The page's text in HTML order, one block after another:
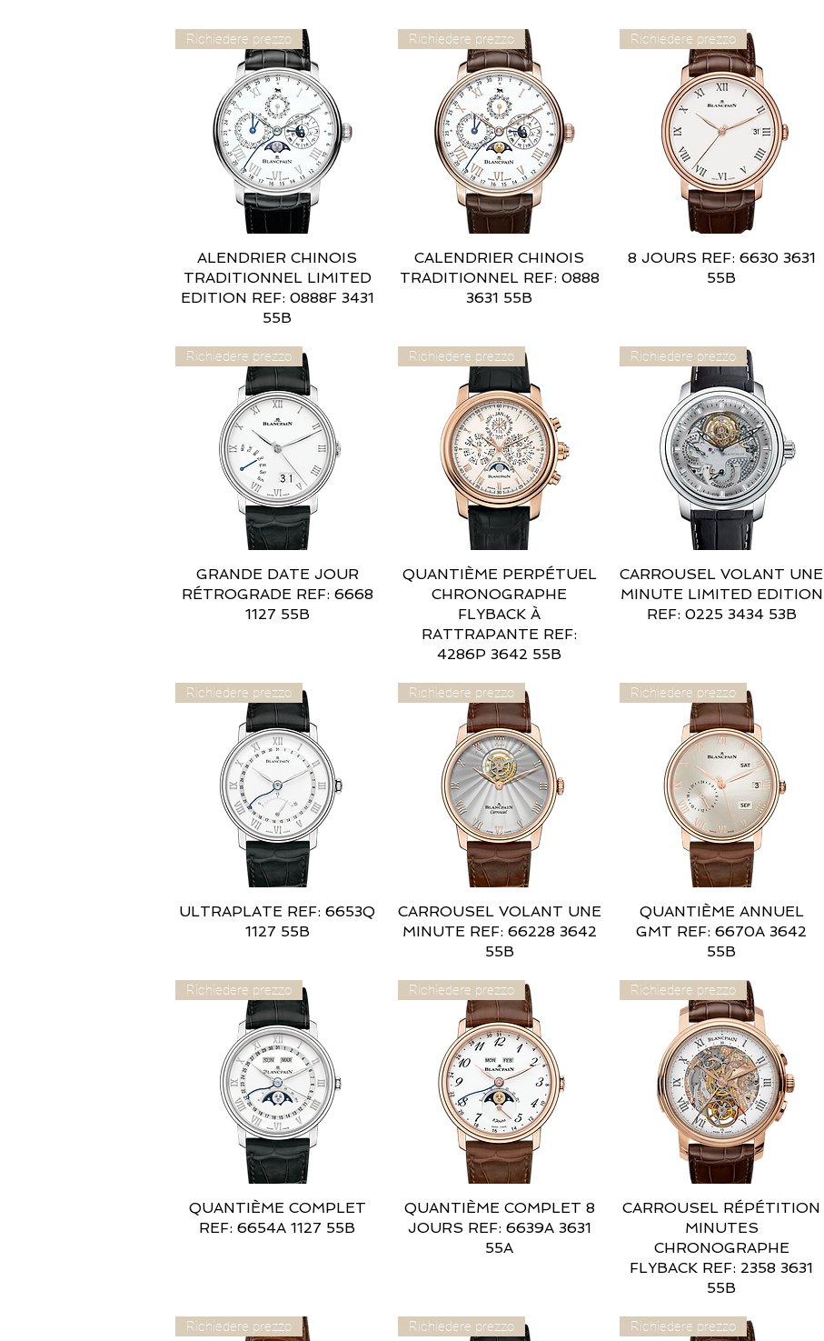
Vista rapida
Richiedere prezzo
ALENDRIER CHINOIS
TRADITIONNEL LIMITED
EDITION REF: 0888F 3431
55B
Vista rapida
Richiedere prezzo
CALENDRIER CHINOIS
TRADITIONNEL REF: 0888
3631 55B
Vista rapida
Richiedere prezzo
8 JOURS REF: 6630 3631
55B
Vista rapida
Richiedere prezzo
GRANDE DATE JOUR
RÉTROGRADE REF: 6668
1127 55B
Vista rapida
Richiedere prezzo
QUANTIÈME PERPÉTUEL
CHRONOGRAPHE
FLYBACK À
RATTRAPANTE REF:
4286P 3642 55B
Vista rapida
Richiedere prezzo
CARROUSEL VOLANT UNE
MINUTE LIMITED EDITION
REF: 0225 3434 53B
Vista rapida
Richiedere prezzo
ULTRAPLATE REF: 6653Q
1127 55B
Vista rapida
Richiedere prezzo
CARROUSEL VOLANT UNE
MINUTE REF: 66228 3642
55B
Vista rapida
Richiedere prezzo
QUANTIÈME ANNUEL
GMT REF: 6670A 3642
55B
Vista rapida
Richiedere prezzo
QUANTIÈME COMPLET
REF: 6654A 1127 55B
Vista rapida
Richiedere prezzo
QUANTIÈME COMPLET 8
JOURS REF: 6639A 3631
55A
Vista rapida
Richiedere prezzo
CARROUSEL RÉPÉTITION
MINUTES
CHRONOGRAPHE
FLYBACK REF: 2358 3631
55B
Richiedere prezzo Richiedere prezzo Richiedere prezzo